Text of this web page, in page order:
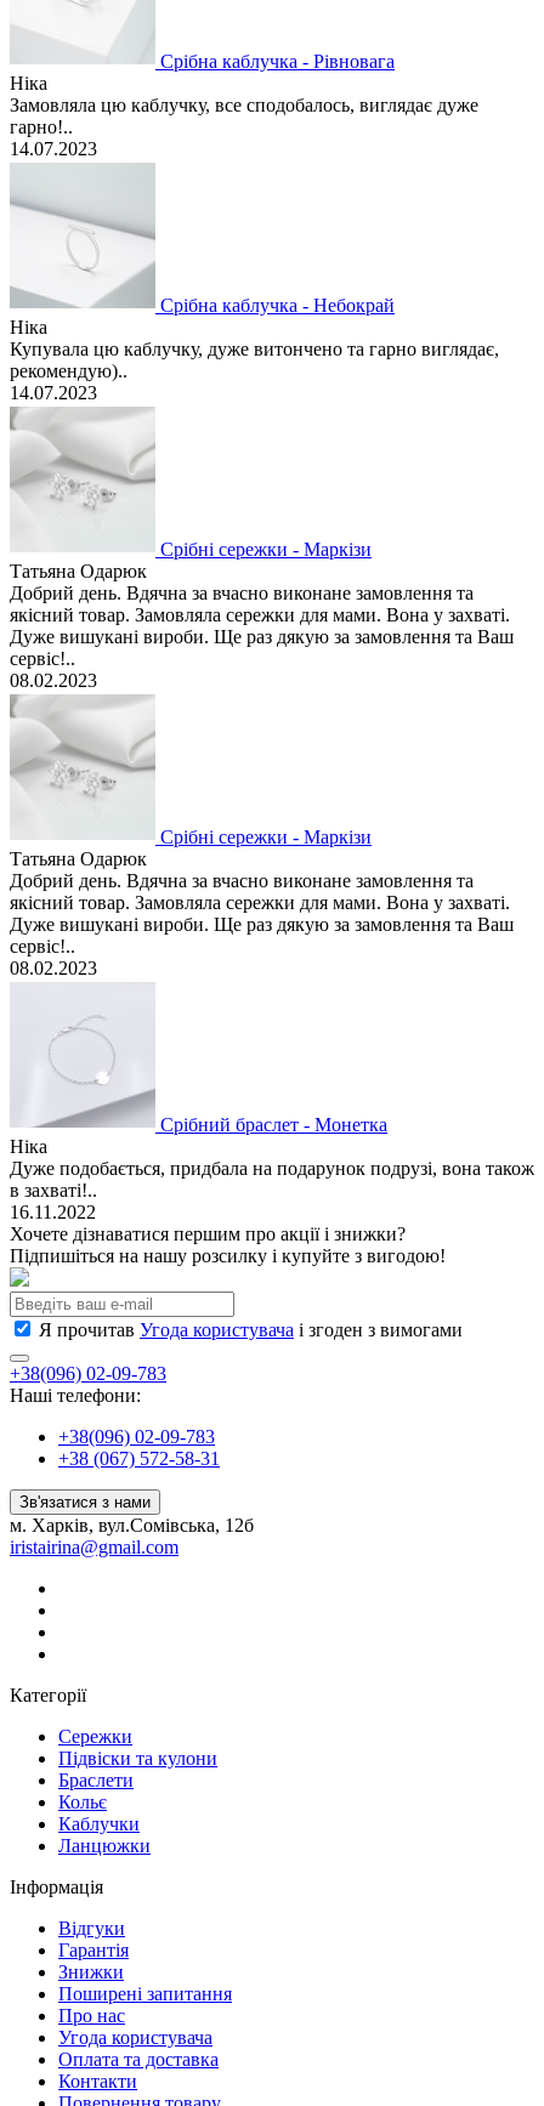
Срібна каблучка - Рівновага
Ніка
Замовляла цю каблучку, все сподобалось, виглядає дуже
гарно!..
14.07.2023
Срібна каблучка - Небокрай
Ніка
Купувала цю каблучку, дуже витончено та гарно виглядає,
рекомендую)..
14.07.2023
Срібні сережки - Маркізи
Татьяна Одарюк
Добрий день. Вдячна за вчасно виконане замовлення та
якісний товар. Замовляла сережки для мами. Вона у захваті.
Дуже вишукані вироби. Ще раз дякую за замовлення та Ваш
сервіс!..
08.02.2023
Срібні сережки - Маркізи
Татьяна Одарюк
Добрий день. Вдячна за вчасно виконане замовлення та
якісний товар. Замовляла сережки для мами. Вона у захваті.
Дуже вишукані вироби. Ще раз дякую за замовлення та Ваш
сервіс!..
08.02.2023
Срібний браслет - Монетка
Ніка
Дуже подобається, придбала на подарунок подрузі, вона також
в захваті!..
16.11.2022
Хочете дізнаватися першим про акції і знижки?
Підпишіться на нашу розсилку і купуйте з вигодою!
Я прочитав Угода користувача і згоден з вимогами
+38(096) 02-09-783
Наші телефони:
+38(096) 02-09-783
+38 (067) 572-58-31
Зв'язатися з нами
м. Харків, вул.Сомівська, 12б
iristairina@gmail.com
Категорії
Сережки
Підвіски та кулони
Браслети
Кольє
Каблучки
Ланцюжки
Інформація
Вiдгуки
Гарантія
Знижки
Поширені запитання
Про нас
Угода користувача
Оплата та доставка
Контакти